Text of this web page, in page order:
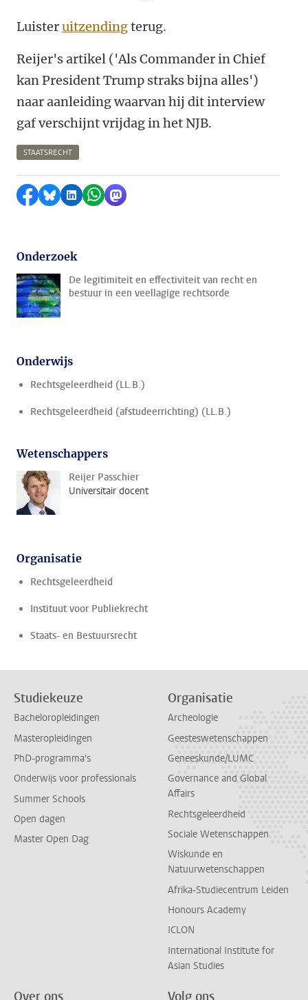
Luisteruitzendingterug.
Reijer's artikel ('Als Commander in Chief
kan President Trump straks bijna alles')
naar aanleiding waarvan hij dit interview
gaf verschijnt vrijdag in het NJB.
STAATSRECHT
Delen op Facebook
Delen via Bluesky
Delen op LinkedIn
Delen via WhatsApp
Delen via Mastodon
Onderzoek
De legitimiteit en effectiviteit van recht en
bestuur in een veellagige rechtsorde
Onderwijs
Rechtsgeleerdheid (LL.B.)
Rechtsgeleerdheid (afstudeerrichting) (LL.B.)
Wetenschappers
Reijer Passchier
Universitair docent
Organisatie
Rechtsgeleerdheid
Instituut voor Publiekrecht
Staats- en Bestuursrecht
Studiekeuze
Bacheloropleidingen
Masteropleidingen
PhD-programma's
Onderwijs voor professionals
Summer Schools
Open dagen
Master Open Dag
Organisatie
Archeologie
Geesteswetenschappen
Geneeskunde/LUMC
Governance and Global
Affairs
Rechtsgeleerdheid
Sociale Wetenschappen
Wiskunde en
Natuurwetenschappen
Afrika-Studiecentrum Leiden
Honours Academy
ICLON
International Institute for
Asian Studies
Over ons Volg ons